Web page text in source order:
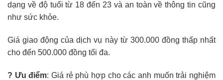
dạng về độ tuổi từ 18 đến 23 và an toàn về thông tin cũng
như sức khỏe.
Giá giao động của dịch vụ này từ 300.000 đồng thấp nhất
cho đến 500.000 đồng tối đa.
? Ưu điểm: Giá rẻ phù hợp cho các anh muốn trải nghiệm